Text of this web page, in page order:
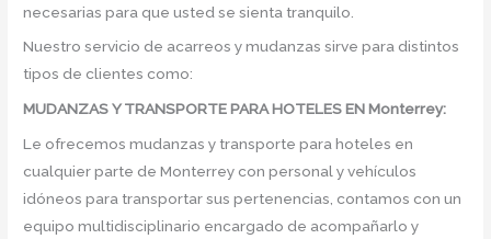
necesarias para que usted se sienta tranquilo.
Nuestro servicio de acarreos y mudanzas sirve para distintos
tipos de clientes como:
MUDANZAS Y TRANSPORTE PARA HOTELES EN Monterrey:
Le ofrecemos mudanzas y transporte para hoteles en
cualquier parte de Monterrey con personal y vehículos
idóneos para transportar sus pertenencias, contamos con un
equipo multidisciplinario encargado de acompañarlo y